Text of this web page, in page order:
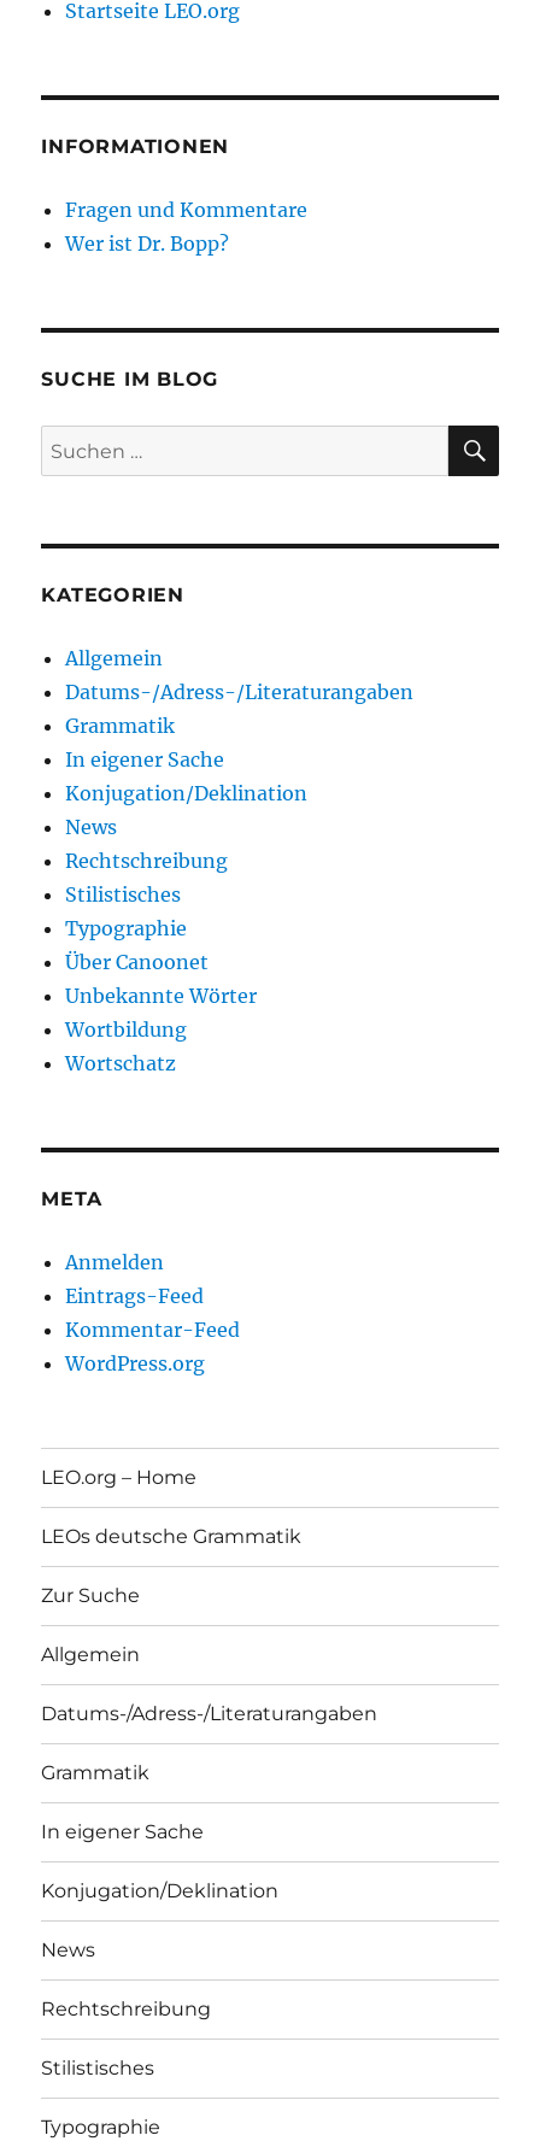
Startseite LEO.org
INFORMATIONEN
Fragen und Kommentare
Wer ist Dr. Bopp?
SUCHE IM BLOG
Suchen
nach:
KATEGORIEN
Allgemein
Datums-/Adress-/Literaturangaben
Grammatik
In eigener Sache
Konjugation/Deklination
News
Rechtschreibung
Stilistisches
Typographie
Über Canoonet
Unbekannte Wörter
Wortbildung
Wortschatz
META
Anmelden
Eintrags-Feed
Kommentar-Feed
WordPress.org
LEO.org – Home
LEOs deutsche Grammatik
Zur Suche
Allgemein
Datums-/Adress-/Literaturangaben
Grammatik
In eigener Sache
Konjugation/Deklination
News
Rechtschreibung
Stilistisches
Typographie